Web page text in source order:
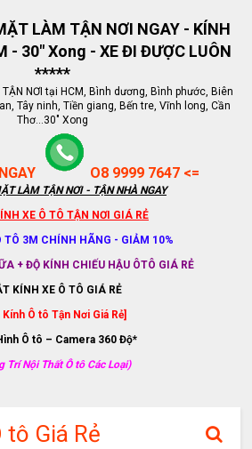
LÀM TẬN NƠI NGAY - KÍNH
- 30" Xong - XE ĐI ĐƯỢC LUÔN
*****
TẬN NƠI tại HCM, Bình dương, Bình phước, Biên
Tây ninh, Tiền giang, Bến tre, Vĩnh long, Cần
Thơ...30" Xong
O8 9999 7647 <=
LÀM TẬN NƠI - TẬN NHÀ NGAY
XE Ô TÔ TẬN NƠI GIÁ RẺ
TÔ 3M CHÍNH HÃNG - GIẢM 10%
+ ĐỘ KÍNH CHIẾU HẬU ÔTÔ GIÁ RẺ
KÍNH XE Ô TÔ GIÁ RẺ
Kính Ô tô Tận Nơi Giá Rẻ]
Ô tô – Camera 360 Độ*
Trí Nội Thất Ô tô Các Loại)
tô Giá Rẻ